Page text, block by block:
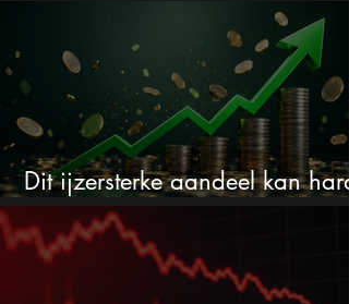
Dit ijzersterke aandeel kan hard
stijgen maar bijna niemand kijkt